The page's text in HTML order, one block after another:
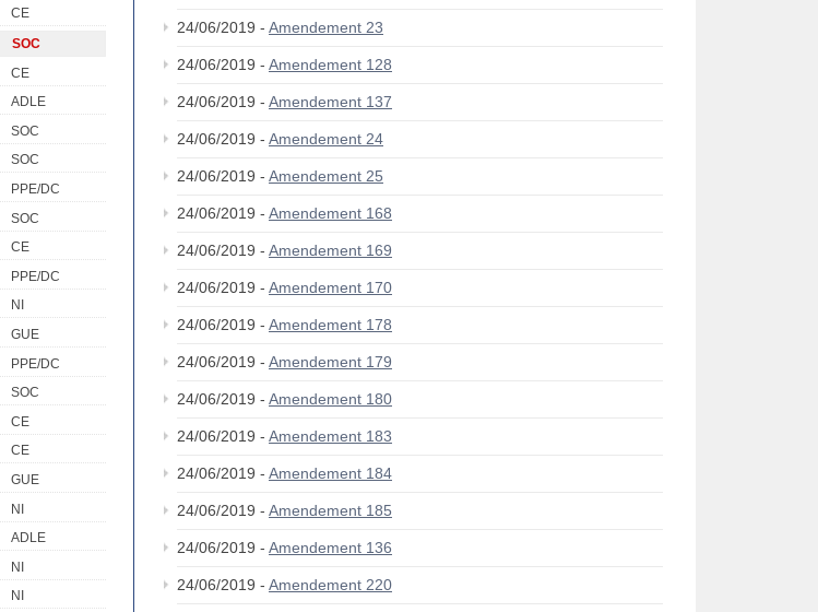
CE
SOC
CE
ADLE
SOC
SOC
PPE/DC
SOC
CE
PPE/DC
NI
GUE
PPE/DC
SOC
CE
CE
GUE
NI
ADLE
NI
NI
24/06/2019 - Amendement 23
24/06/2019 - Amendement 128
24/06/2019 - Amendement 137
24/06/2019 - Amendement 24
24/06/2019 - Amendement 25
24/06/2019 - Amendement 168
24/06/2019 - Amendement 169
24/06/2019 - Amendement 170
24/06/2019 - Amendement 178
24/06/2019 - Amendement 179
24/06/2019 - Amendement 180
24/06/2019 - Amendement 183
24/06/2019 - Amendement 184
24/06/2019 - Amendement 185
24/06/2019 - Amendement 136
24/06/2019 - Amendement 220